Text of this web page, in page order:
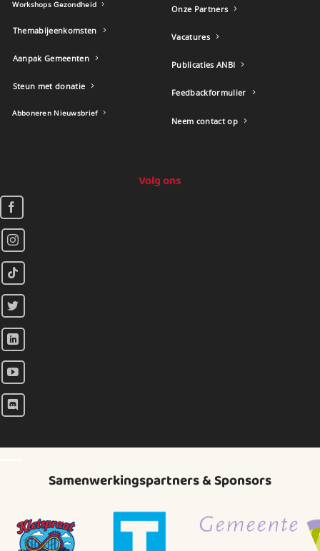
Workshops Gezondheid
Themabijeenkomsten
Aanpak Gemeenten
Steun met donatie
Abboneren Nieuwsbrief
Onze Partners
Vacatures
Publicaties ANBI
Feedbackformulier
Neem contact op
Volg ons
Samenwerkingspartners & Sponsors